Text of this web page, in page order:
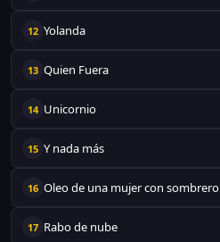
12 Yolanda
13 Quien Fuera
14 Unicornio
15 Y nada más
16 Oleo de una mujer con sombrero
17 Rabo de nube